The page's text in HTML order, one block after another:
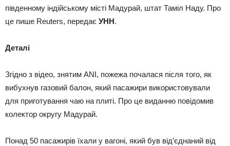
південному індійському місті Мадурай, штат Таміл Наду. Про
це пише Reuters, передає УНН.
Деталі
Згідно з відео, знятим ANI, пожежа почалася після того, як
вибухнув газовий балон, який пасажири використовували
для приготування чаю на плиті. Про це виданню повідомив
колектор округу Мадурай.
Понад 50 пасажирів їхали у вагоні, який був від’єднаний від